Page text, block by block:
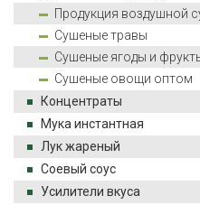
Продукция воздушной
Сушеные травы
Сушеные ягоды и
Сушеные овощи оптом
Концентраты
Мука инстантная
Лук жареный
Соевый соус
Усилители вкуса